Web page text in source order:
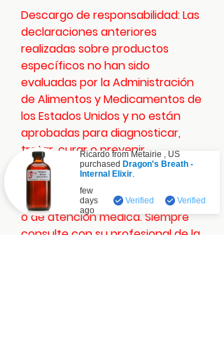
Descargo de responsabilidad: Las
declaraciones anteriores
realizadas sobre productos
específicos no han sido
evaluadas por la Administración
de Alimentos y Medicamentos de
los Estados Unidos y no están
aprobadas para diagnosticar,
tratar, curar o prevenir
enfermedades. Esto es para fines
informativos y no debe
considerarse un consejo médico
o de atención médica. Siempre
consulte con su profesional de la
Ricardo from Metairie , US
purchased Dragon's Breath -
Internal Elixir.
few
days
ago
Verified Verified